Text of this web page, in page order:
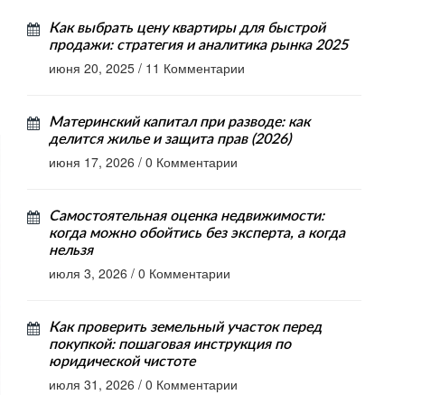
Как выбрать цену квартиры для быстрой
продажи: стратегия и аналитика рынка 2025
июня 20, 2025 / 11 Комментарии
Материнский капитал при разводе: как
делится жилье и защита прав (2026)
июня 17, 2026 / 0 Комментарии
Самостоятельная оценка недвижимости:
когда можно обойтись без эксперта, а когда
нельзя
июля 3, 2026 / 0 Комментарии
Как проверить земельный участок перед
покупкой: пошаговая инструкция по
юридической чистоте
июля 31, 2026 / 0 Комментарии